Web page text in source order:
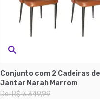
Conjunto com 2 Cadeiras de
Jantar Narah Marrom
De:R$ 3.349,99